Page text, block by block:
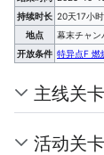
持续时长 20天17小
地点
幕末チャ
开放条件 特异点F 燃
主线关卡
活动关卡